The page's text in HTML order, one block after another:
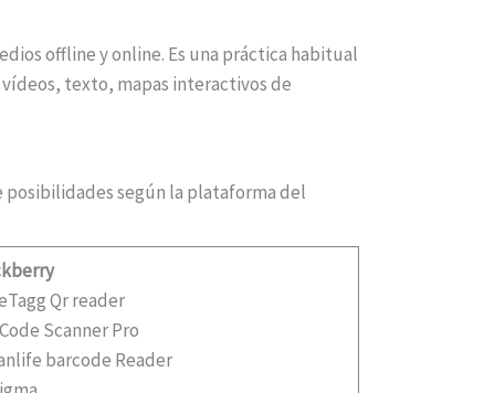
offline y online. Es una práctica habitual
texto, mapas interactivos de
según la plataforma del
Qr reader
Scanner Pro
barcode Reader